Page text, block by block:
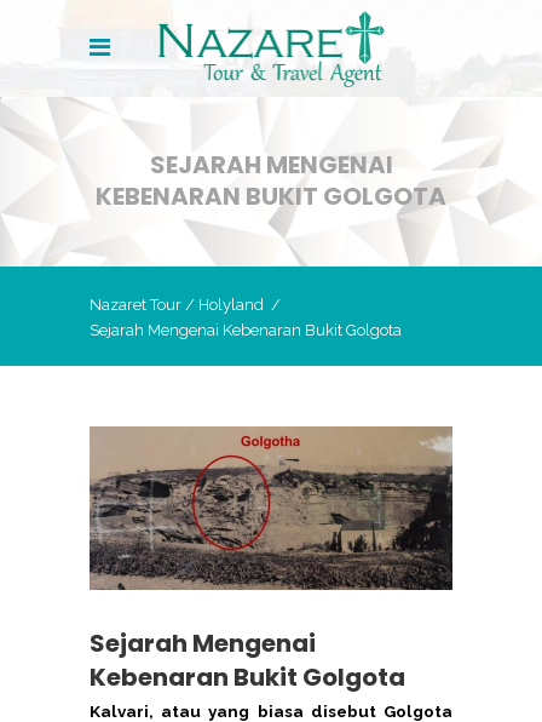
SEJARAH MENGENAI
KEBENARAN BUKIT GOLGOTA
Nazaret Tour / Holyland /
Sejarah Mengenai Kebenaran Bukit Golgota
Sejarah Mengenai
Kebenaran Bukit Golgota
Kalvari, atau yang biasa disebut Golgota